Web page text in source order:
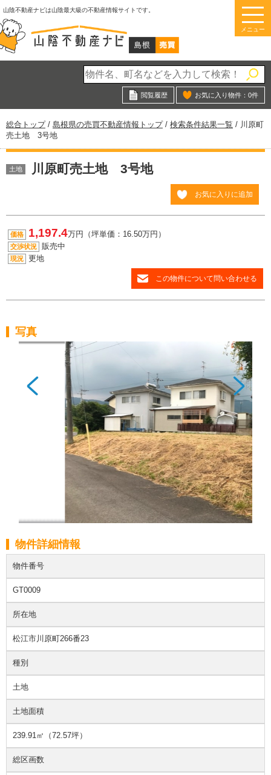
このページの本文へ
山陰不動産ナビは山陰最大級の不動産情報サイトです。
メニュー
閲覧履歴 お気に入り物件： 0件
現
在
の
置：
総合トップ/ 島根県の売買不動産情報トップ/ 検索条件結果一覧 / 川原町
売土地 3号地
土地 川原町売土地 3号地
お気に入りに追加
価格 1,197.4万円（坪単価：16.50万円）
交渉状況 販売中
現況 更地
この物件について問い合わせる
写真
物件詳細情報
物件番号
GT0009
所在地
松江市川原町266番23
種別
土地
土地面積
239.91㎡（72.57坪）
総区画数